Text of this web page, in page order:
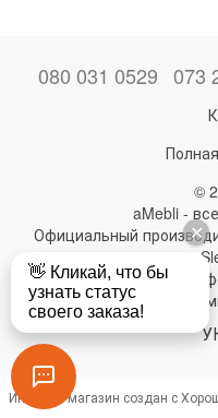
080 031 0529 073
©
aMebli -
Официальный
Любое использование
разрешения
Интернет-магазин создан с